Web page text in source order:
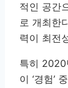
적인 공간
로 개최한
력이 최전
특히 2020
이 ‘경험’